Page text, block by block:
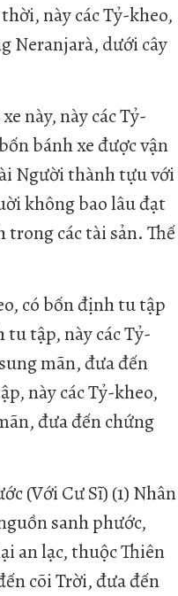
này các Tỷ-kheo,
Neranjarà, dưới cây
này, này các Tỷ-
bánh xe được vận
Người thành tựu với
không bao lâu đạt
các tài sản. Thế
có bốn định tu tập
tu tập, này các Tỷ-
mãn, đưa đến
này các Tỷ-kheo,
đưa đến chứng
(Với Cư Sĩ) (1) Nhân
sanh phước,
an lạc, thuộc Thiên
cõi Trời, đưa đến